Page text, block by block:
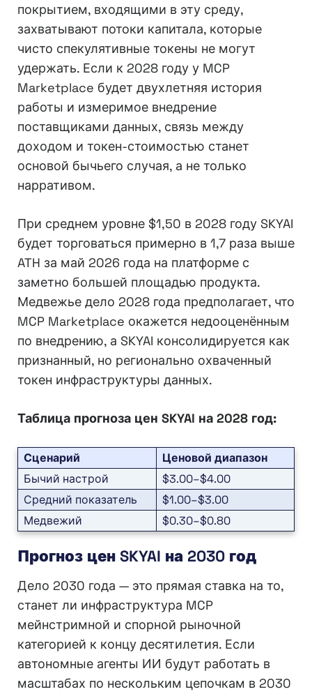
покрытием, входящими в эту среду,
захватывают потоки капитала, которые
чисто спекулятивные токены не могут
удержать. Если к 2028 году у MCP
Marketplace будет двухлетняя история
работы и измеримое внедрение
поставщиками данных, связь между
доходом и токен-стоимостью станет
основой бычьего случая, а не только
нарративом.
При среднем уровне $1,50 в 2028 году SKYAI
будет торговаться примерно в 1,7 раза выше
ATH за май 2026 года на платформе с
заметно большей площадью продукта.
Медвежье дело 2028 года предполагает, что
MCP Marketplace окажется недооценённым
по внедрению, а SKYAI консолидируется как
признанный, но регионально охваченный
токен инфраструктуры данных.
Таблица прогноза цен SKYAI на 2028 год:
Сценарий
Ценовой диапазон
Бычий настрой
$3.00–$4.00
Средний показатель
$1.00–$3.00
Медвежий
$0.30–$0.80
Прогноз цен SKYAI на 2030 год
Дело 2030 года — это прямая ставка на то,
станет ли инфраструктура MCP
мейнстримной и спорной рыночной
категорией к концу десятилетия. Если
автономные агенты ИИ будут работать в
масштабах по нескольким цепочкам в 2030